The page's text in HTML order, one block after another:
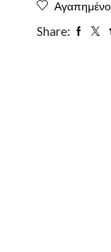
Αγαπημένο
Share: